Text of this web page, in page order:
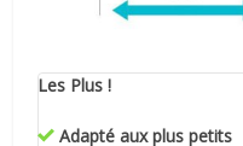
Les Plus !
Adapté aux plus petits